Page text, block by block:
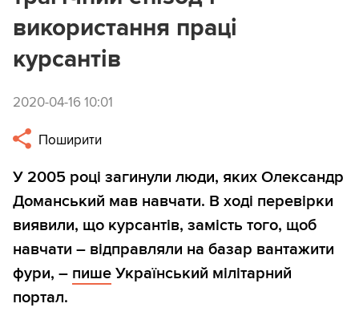
використання праці
курсантів
2020-04-16 10:01
Поширити
У 2005 році загинули люди, яких Олександр
Доманський мав навчати. В ході перевірки
виявили, що курсантів, замість того, щоб
навчати – відправляли на базар вантажити
фури, – пише Український мілітарний
портал.